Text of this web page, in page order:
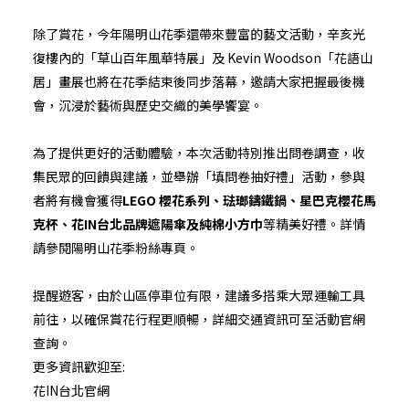
除了賞花，今年陽明山花季還帶來豐富的藝文活動，辛亥光
復樓內的「草山百年風華特展」及 Kevin Woodson「花語山
居」畫展也將在花季結束後同步落幕，邀請大家把握最後機
會，沉浸於藝術與歷史交織的美學饗宴。
為了提供更好的活動體驗，本次活動特別推出問卷調查，收
集民眾的回饋與建議，並舉辦「填問卷抽好禮」活動，參與
者將有機會獲得LEGO 櫻花系列、琺瑯鑄鐵鍋、星巴克櫻花馬
克杯、花IN台北品牌遮陽傘及純棉小方巾等精美好禮。詳情
請參閱陽明山花季粉絲專頁。
提醒遊客，由於山區停車位有限，建議多搭乘大眾運輸工具
前往，以確保賞花行程更順暢，詳細交通資訊可至活動官網
查詢。
更多資訊歡迎至:
花IN台北官網